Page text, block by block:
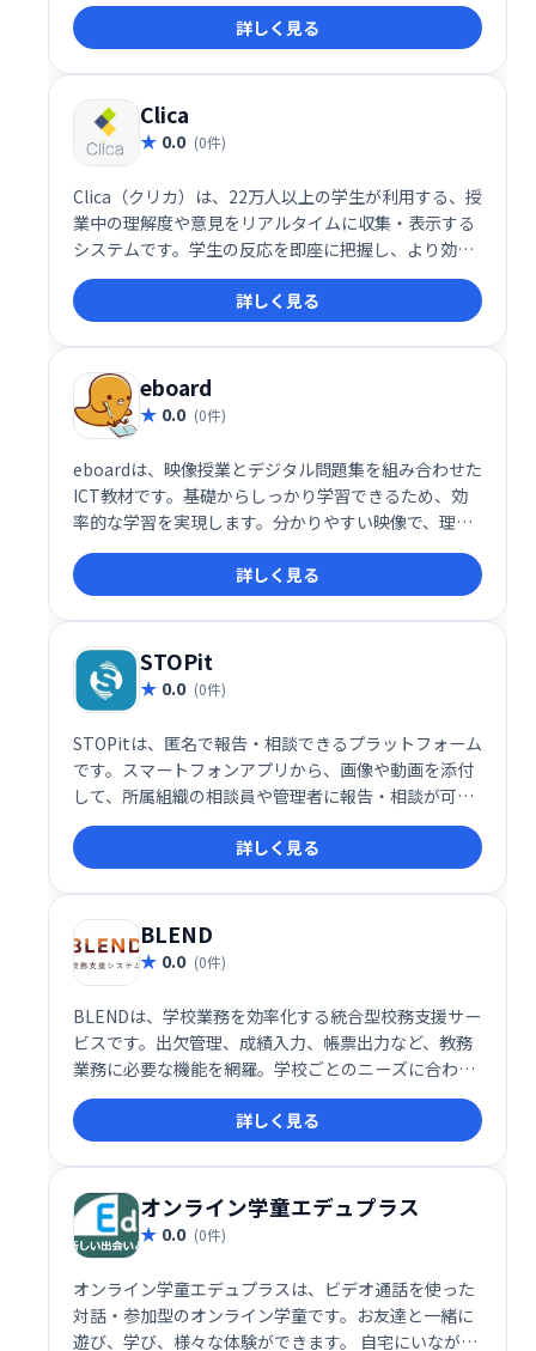
詳しく見る
Clica
0.0 (0件)
Clica（クリカ）は、22万人以上の学生が利用する、授
業中の理解度や意見をリアルタイムに収集・表示する
システムです。学生の反応を即座に把握し、より効果
的な授業展開を実現します。 スムーズな双方向コミュ
ニケーションで、学びを深めるサポートをします。
詳しく見る
eboard
0.0 (0件)
eboardは、映像授業とデジタル問題集を組み合わせた
ICT教材です。基礎からしっかり学習できるため、効
率的な学習を実現します。分かりやすい映像で、理解
度を高め、デジタル問題集で反復学習も可能です。 学
習内容の定着を効果的にサポートし、確実な学力向上
を目指せます。
詳しく見る
STOPit
0.0 (0件)
STOPitは、匿名で報告・相談できるプラットフォーム
です。スマートフォンアプリから、画像や動画を添付
して、所属組織の相談員や管理者に報告・相談が可能
です。報告者と相談者のプライバシーを保護しつつ、
迅速な対応を支援します。自治体や企業における安全
なコミュニケーション環境の構築に貢献します。
STOPit Adminは、管理者向けの機能を提供し、相談
内容の確認や対応状況の把握を効率化します。
詳しく見る
BLEND
0.0 (0件)
BLENDは、学校業務を効率化する統合型校務支援サー
ビスです。出欠管理、成績入力、帳票出力など、教務
業務に必要な機能を網羅。学校ごとのニーズに合わせ
た柔軟なカスタマイズが可能なため、最適なシステム
構築を実現します。リーズナブルな価格で、学校独自
の運用方法に合わせた運用が可能です。
詳しく見る
​オンライン学童エデュプラス
0.0 (0件)
オンライン学童エデュプラスは、ビデオ通話を使った
対話・参加型のオンライン学童です。お友達と一緒に
遊び、学び、様々な体験ができます。 自宅にいなが